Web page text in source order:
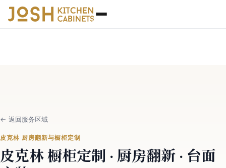
← 返回服务区域
皮克林 厨房翻新与橱柜定制
皮克林 橱柜定制 · 厨房翻新 · 台面